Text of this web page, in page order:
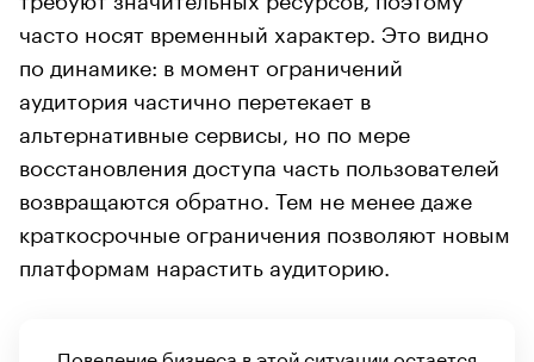
часто носят временный характер. Это видно
по динамике: в момент ограничений
аудитория частично перетекает в
альтернативные сервисы, но по мере
восстановления доступа часть пользователей
возвращаются обратно. Тем не менее даже
краткосрочные ограничения позволяют новым
платформам нарастить аудиторию.